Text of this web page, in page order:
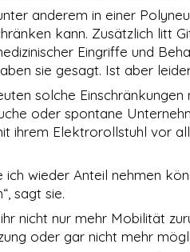
anderem in einer
kann. Zusätzlich litt
Eingriffe und
sie gesagt. Ist aber
solche
oder spontane
ihrem Elektrorollstuhl vor
ich wieder Anteil nehmen
sagt sie.
nicht nur mehr Mobilität
oder gar nicht mehr